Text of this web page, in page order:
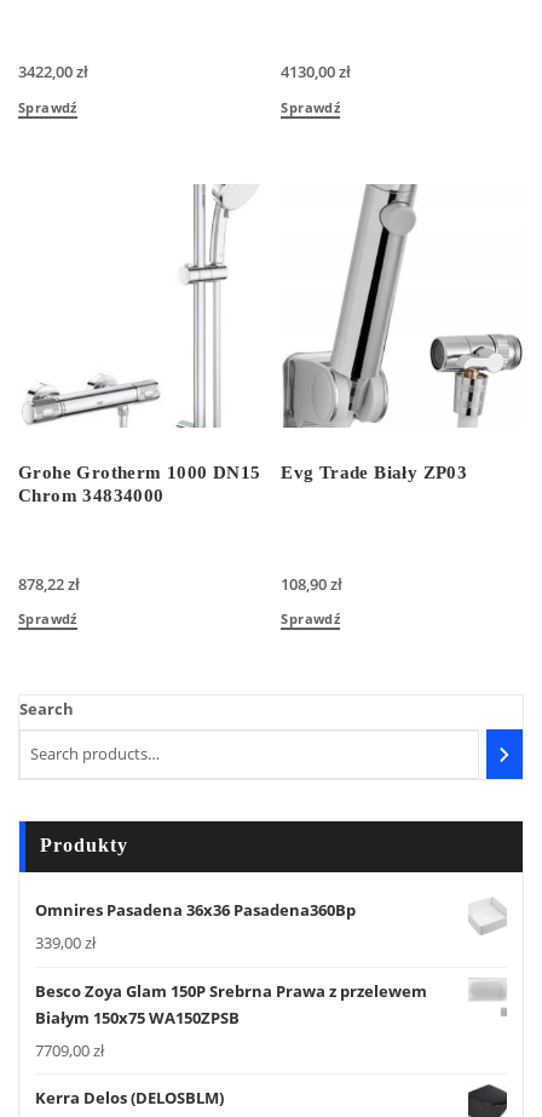
3422,00zł
Sprawdź
4130,00zł
Sprawdź
Grohe Grotherm 1000 DN15
Chrom 34834000
878,22zł
Sprawdź
Evg Trade Biały ZP03
108,90zł
Sprawdź
Search
Produkty
Omnires Pasadena 36x36 Pasadena360Bp
339,00zł
Besco Zoya Glam 150P Srebrna Prawa z przelewem
Białym 150x75 WA150ZPSB
7709,00zł
Kerra Delos (DELOSBLM)